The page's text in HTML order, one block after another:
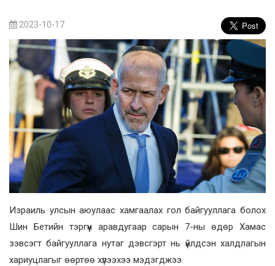
2023-10-17
Израиль улсын аюулаас хамгаалах гол байгууллага болох
Шин Бетийн тэргүүн аравдугаар сарын 7-ны өдөр Хамас
зэвсэгт байгууллага нутаг дэвсгэрт нь үйлдсэн халдлагын
хариуцлагыг өөртөө хүлээхээ мэдэгджээ.